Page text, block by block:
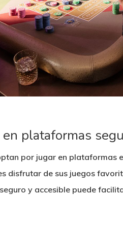
plataformas
por jugar en plataformas
disfrutar de sus juegos
y accesible puede